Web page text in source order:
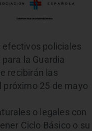
efectivos policiales
la Guardia
recibirán las
próximo 25 de mayo
o legales con
Ciclo Básico o su